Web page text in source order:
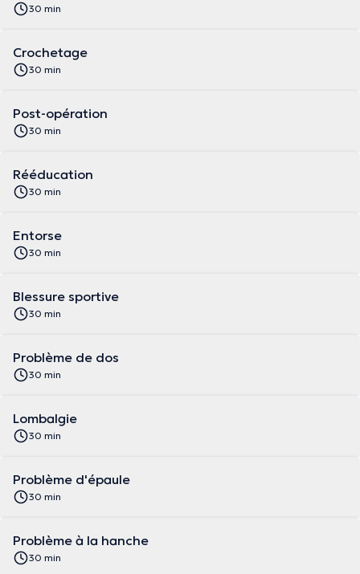
30 min
Crochetage
30 min
Post-opération
30 min
Rééducation
30 min
Entorse
30 min
Blessure sportive
30 min
Problème de dos
30 min
Lombalgie
30 min
Problème d'épaule
30 min
Problème à la hanche
30 min